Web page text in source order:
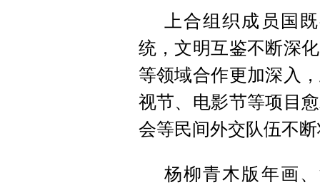
上合组织成员国
统，文明互鉴不断深
等领域合作更加深入
视节、电影节等项目
会等民间外交队伍不
杨柳青木版年画